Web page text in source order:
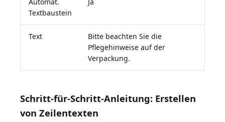
Textbaustein
Text
Bitte beachten Sie die
Pflegehinweise auf der
Verpackung.
Schritt-für-Schritt-Anleitung: Erstellen
von Zeilentexten